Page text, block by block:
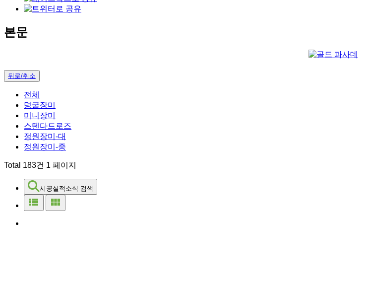
본문
뒤로/취소
전체
덩굴장미
미니장미
스텐다드로즈
정원장미-대
정원장미-중
Total 183건 1 페이지
시공실적소식 검색
view_list view_module